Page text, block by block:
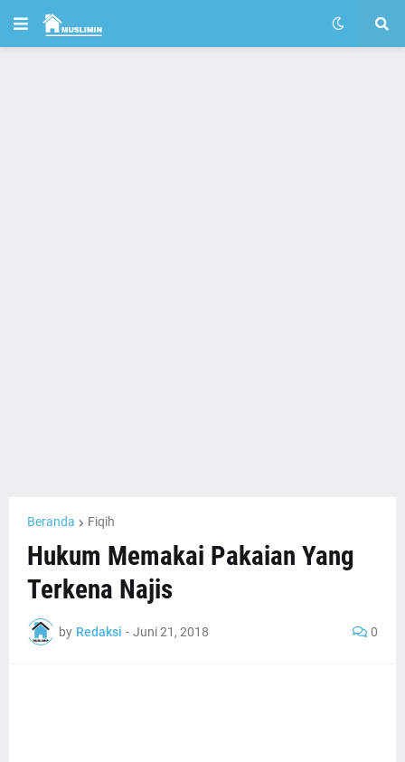
Beranda Fiqih
Hukum Memakai Pakaian Yang
Terkena Najis
by Redaksi - Juni 21, 2018 0